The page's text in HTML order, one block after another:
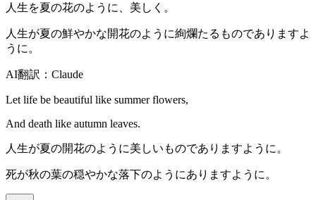
人生を夏の花のように、美しく。
人生が夏の鮮やかな開花のように絢爛たるものでありますよ
うに。
AI翻訳：Claude
Let life be beautiful like summer flowers,
And death like autumn leaves.
人生が夏の開花のように美しいものでありますように。
死が秋の葉の穏やかな落下のようにありますように。